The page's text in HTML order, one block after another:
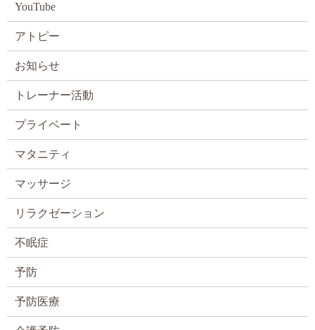
YouTube
アトピー
お知らせ
トレーナー活動
プライベート
マタニティ
マッサージ
リラクゼーション
不眠症
予防
予防医療